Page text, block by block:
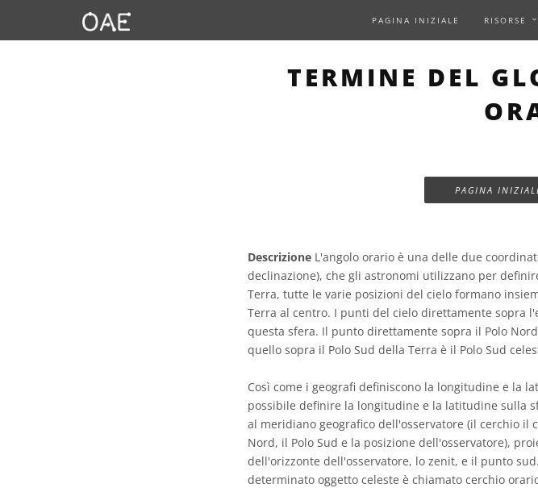
PAGINA INIZIALE RISORSE
TERMINE DEL
PAGINA
Descrizione L'angolo orario è una delle due
declinazione), che gli astronomi utilizzano per
Terra, tutte le varie posizioni del cielo formano
Terra al centro. I punti del cielo direttamente sopra
questa sfera. Il punto direttamente sopra il Polo
quello sopra il Polo Sud della Terra è il Polo Sud
Così come i geografi definiscono la longitudine e la
possibile definire la longitudine e la latitudine sulla
al meridiano geografico dell'osservatore (il cerchio il
Nord, il Polo Sud e la posizione dell'osservatore),
dell'orizzonte dell'osservatore, lo zenit, e il punto
determinato oggetto celeste è chiamato cerchio